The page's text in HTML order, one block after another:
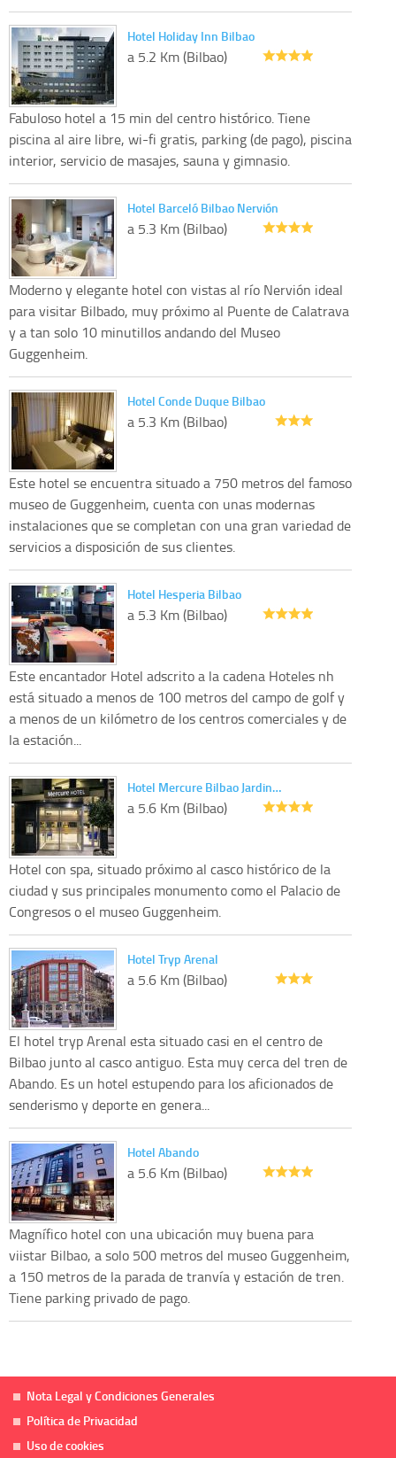
Hotel Holiday Inn Bilbao
a 5.2 Km (Bilbao)
Fabuloso hotel a 15 min del centro histórico. Tiene
piscina al aire libre, wi-fi gratis, parking (de pago), piscina
interior, servicio de masajes, sauna y gimnasio.
Hotel Barceló Bilbao Nervión
a 5.3 Km (Bilbao)
Moderno y elegante hotel con vistas al río Nervión ideal
para visitar Bilbado, muy próximo al Puente de Calatrava
y a tan solo 10 minutillos andando del Museo
Guggenheim.
Hotel Conde Duque Bilbao
a 5.3 Km (Bilbao)
Este hotel se encuentra situado a 750 metros del famoso
museo de Guggenheim, cuenta con unas modernas
instalaciones que se completan con una gran variedad de
servicios a disposición de sus clientes.
Hotel Hesperia Bilbao
a 5.3 Km (Bilbao)
Este encantador Hotel adscrito a la cadena Hoteles nh
está situado a menos de 100 metros del campo de golf y
a menos de un kilómetro de los centros comerciales y de
la estación...
Hotel Mercure Bilbao Jardin…
a 5.6 Km (Bilbao)
Hotel con spa, situado próximo al casco histórico de la
ciudad y sus principales monumento como el Palacio de
Congresos o el museo Guggenheim.
Hotel Tryp Arenal
a 5.6 Km (Bilbao)
El hotel tryp Arenal esta situado casi en el centro de
Bilbao junto al casco antiguo. Esta muy cerca del tren de
Abando. Es un hotel estupendo para los aficionados de
senderismo y deporte en genera...
Hotel Abando
a 5.6 Km (Bilbao)
Magnífico hotel con una ubicación muy buena para
viistar Bilbao, a solo 500 metros del museo Guggenheim,
a 150 metros de la parada de tranvía y estación de tren.
Tiene parking privado de pago.
Nota Legal y Condiciones Generales
Política de Privacidad
Uso de cookies